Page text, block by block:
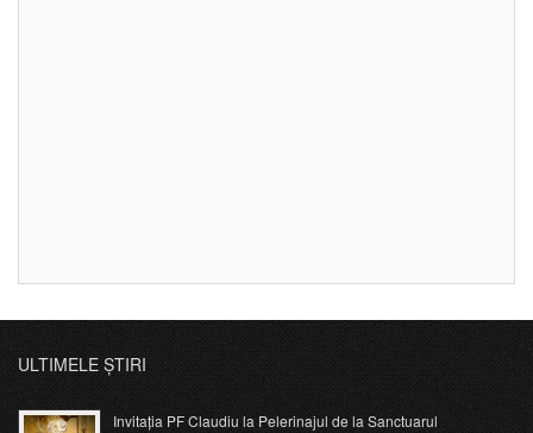
ULTIMELE ȘTIRI
Invitația PF Claudiu la Pelerinajul de la Sanctuarul